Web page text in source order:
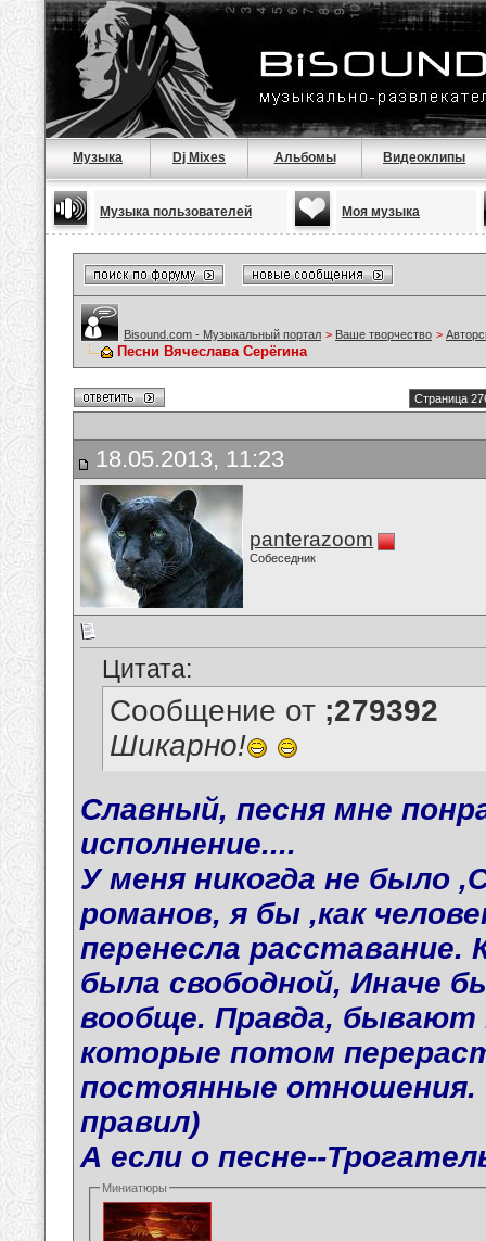
Музыка Dj Mixes Альбомы Видеоклипы
Музыка пользователей Моя музыка
Bisound.com - Музыкальный портал > Ваше творчество >
Песни Вячеслава Серёгина
Страница
18.05.2013, 11:23
panterazoom
Собеседник
Цитата:
Сообщение от ;279392
Шикарно!
Славный, песня мне
исполнение....
У меня никогда не было
романов, я бы ,как
перенесла расставание.
была свободной, Иначе
вообще. Правда,
которые потом
постоянные отношения.
правил)
А если о песне--
Миниатюры